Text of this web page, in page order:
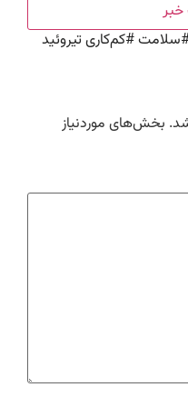
سلامت#کم‌کاری تیروئید
بخش‌های موردنیاز